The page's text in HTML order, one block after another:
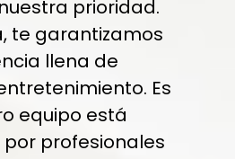
prioridad.
te garantizamos
llena de
Es
equipo está
profesionales